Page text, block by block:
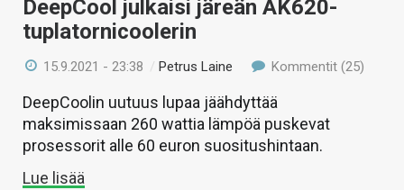
DeepCool julkaisi järeän AK620-
tuplatornicoolerin
15.9.2021 - 23:38 /Petrus Laine Kommentit (25)
DeepCoolin uutuus lupaa jäähdyttää
maksimissaan 260 wattia lämpöä puskevat
prosessorit alle 60 euron suositushintaan.
Lue lisää